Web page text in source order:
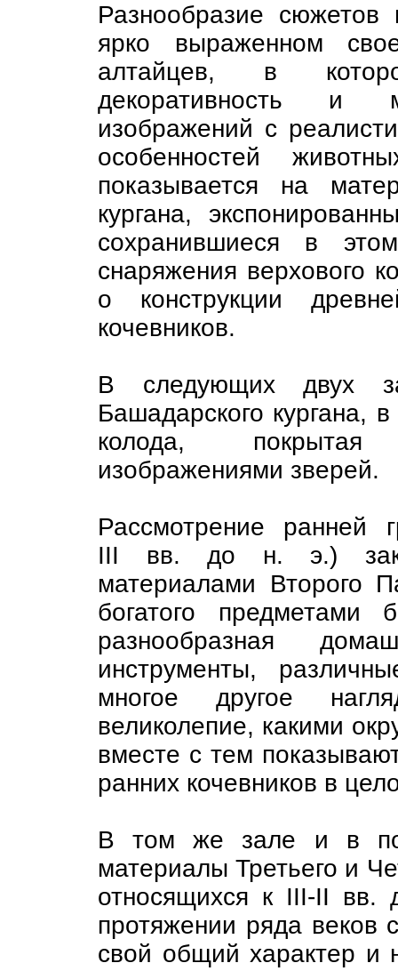
Разнообразие
ярко выраженном
алтайцев, в
декоративность и
изображений с
особенностей
показывается на
кургана,
сохранившиеся в
снаряжения верхового
о конструкции
кочевников.
В следующих двух
Башадарского кургана,
колода,
изображениями зверей.
Рассмотрение ранней
III вв. до н. э.)
материалами Второго
богатого предметами
разнообразная
инструменты,
многое другое
великолепие, какими
вместе с тем
ранних кочевников в
В том же зале и в
материалы Третьего и
относящихся к III-II вв.
протяжении ряда веков
свой общий характер и